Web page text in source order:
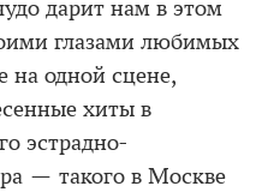
дарит нам в этом
глазами любимых
на одной сцене,
хиты в
эстрадно-
— такого в Москве